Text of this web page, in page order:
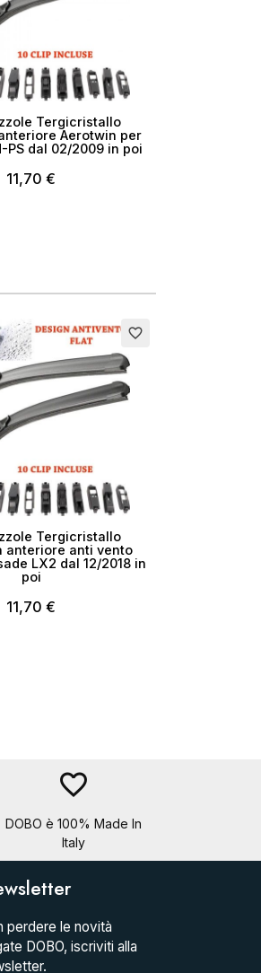
Tergicristallo
Aerotwin per
PS dal 02/2009 in poi
11,70 €
favorite_border
Tergicristallo
anteriore anti vento
LX2 dal 12/2018 in
poi
11,70 €
favorite_border
DOBO è 100% Made In
Italy
perdere le novità
DOBO, iscriviti alla